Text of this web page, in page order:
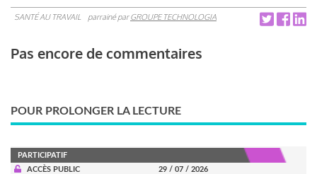
SANTÉ AU TRAVAIL parrainé parGROUPE TECHNOLOGIA
Pas encore de commentaires
POUR PROLONGER LA LECTURE
PARTICIPATIF
ACCÈS PUBLIC
29 / 07 / 2026